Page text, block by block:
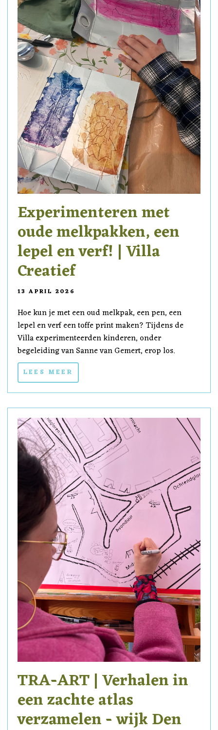
Experimenteren met
oude melkpakken, een
lepel en verf! | Villa
Creatief
13 APRIL 2026
Hoe kun je met een oud melkpak, een pen, een
lepel en verf een toffe print maken? Tijdens de
Villa experimenteerden kinderen, onder
begeleiding van Sanne van Gemert, erop los.
LEES MEER
TRA-ART | Verhalen in
een zachte atlas
verzamelen - wijk Den